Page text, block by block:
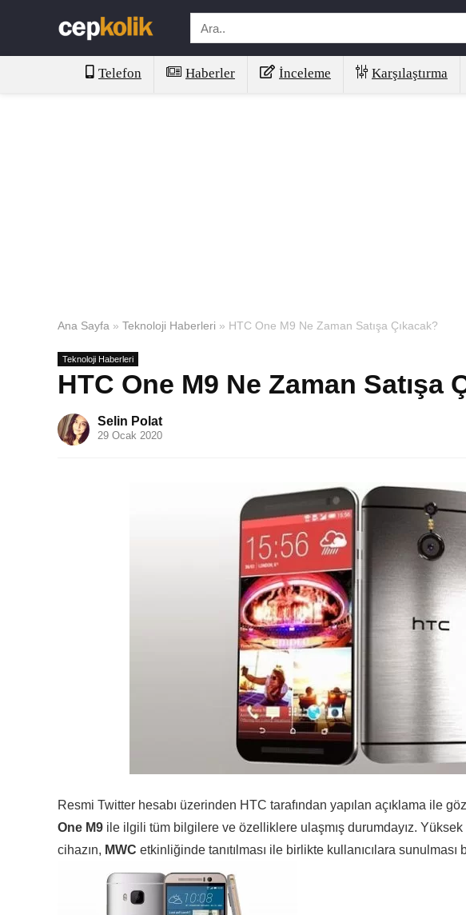
Telefon Haberler İnceleme Karşılaştırma
Ana Sayfa » Teknoloji Haberleri » HTC One M9 Ne Zaman Satışa Çıkacak?
Teknoloji Haberleri
HTC One M9 Ne Zaman Satışa
Selin Polat
29 Ocak 2020
Resmi Twitter hesabı üzerinden HTC tarafından yapılan açıklama ile
One M9 ile ilgili tüm bilgilere ve özelliklere ulaşmış durumdayız.
cihazın, MWC etkinliğinde tanıtılması ile birlikte kullanıcılara sunulması